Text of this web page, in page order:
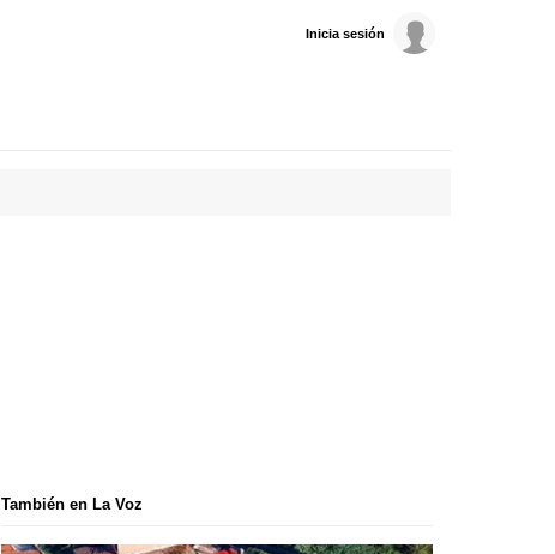
Inicia sesión
También en La Voz